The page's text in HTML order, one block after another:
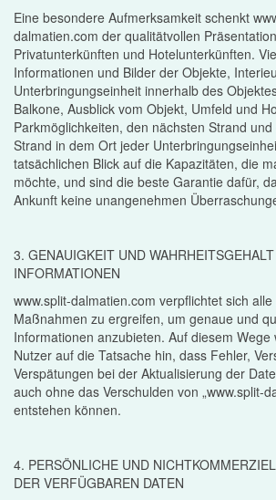
Eine besondere Aufmerksamkeit schenkt
dalmatien.com der qualitätvollen
Privatunterkünften und Hotelunterkünften.
Informationen und Bilder der Objekte,
Unterbringungseinheit innerhalb des
Balkone, Ausblick vom Objekt, Umfeld und
Parkmöglichkeiten, den nächsten Strand
Strand in dem Ort jeder
tatsächlichen Blick auf die Kapazitäten, die
möchte, und sind die beste Garantie dafür,
Ankunft keine unangenehmen
3. GENAUIGKEIT UND
INFORMATIONEN
www.split-dalmatien.com verpflichtet sich
Maßnahmen zu ergreifen, um genaue und
Informationen anzubieten. Auf diesem Wege
Nutzer auf die Tatsache hin, dass Fehler,
Verspätungen bei der Aktualisierung der
auch ohne das Verschulden von „www.split-
entstehen können.
4. PERSÖNLICHE UND
DER VERFÜGBAREN DATEN